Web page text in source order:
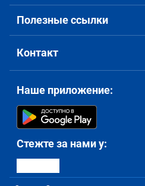
Полезные ссылки
Контакт
Наше приложение:
Стежте за нами у: